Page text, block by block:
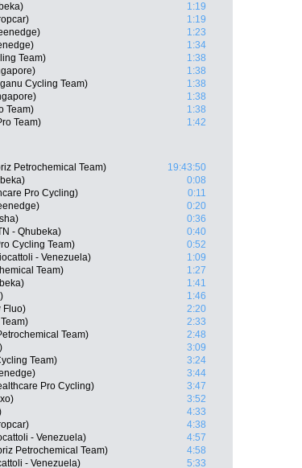
1:19
1:19
1:23
1:34
Team)
1:38
1:38
Cycling Team)
1:38
1:38
Team)
1:38
Team) 1:42
Petrochemical Team)
19:43:50
0:08
Pro Cycling)
0:11
0:20
0:36
- Qhubeka)
0:40
Cycling Team)
0:52
- Venezuela)
1:09
Team)
1:27
1:41
1:46
Fluo)
2:20
2:33
Team)
2:48
3:09
Team)
3:24
3:44
Pro Cycling)
3:47
3:52
4:33
4:38
- Venezuela)
4:57
Petrochemical Team)
4:58
- Venezuela)
5:33